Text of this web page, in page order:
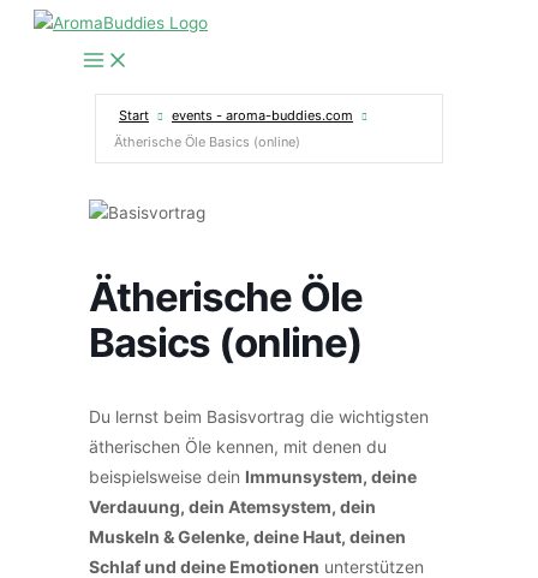
Zum
Start
events - aroma-buddies.com
Ätherische Öle Basics (online)
Ätherische Öle
Basics (online)
Du lernst beim Basisvortrag die wichtigsten
ätherischen Öle kennen, mit denen du
beispielsweise dein Immunsystem, deine
Verdauung, dein Atemsystem, dein
Muskeln & Gelenke, deine Haut, deinen
Schlaf und deine Emotionen unterstützen